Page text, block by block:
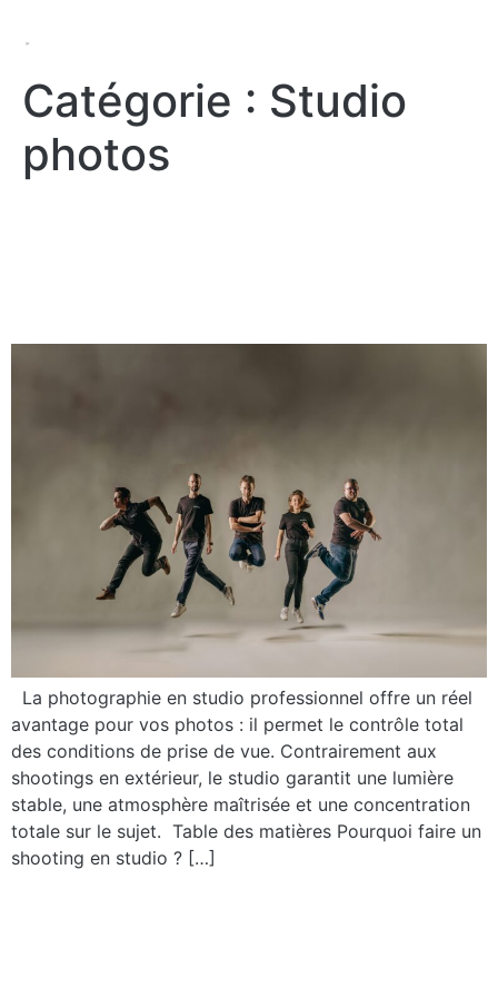
Catégorie : Studio
photos
La photographie en studio professionnel offre un réel
avantage pour vos photos : il permet le contrôle total
des conditions de prise de vue. Contrairement aux
shootings en extérieur, le studio garantit une lumière
stable, une atmosphère maîtrisée et une concentration
totale sur le sujet. Table des matières Pourquoi faire un
shooting en studio ? […]